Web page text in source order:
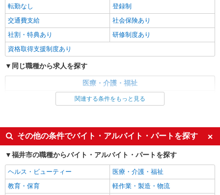
通費全支給(ガソリン代含む)＞
詳細を見る
株式会社kotrio /●KY-H-1956256
福井駅｜看護師さんのサポートスタッフ募集♪
医療行為なし
時給1550円〜2187円 ＜日払い有/週払い有/交
キープ 詳細を見る
派遣社員
株式会社kotrio /●KY-H-1991224
≪日払いOK！≫病院の看護助手＊即日勤務も
転勤なし
登録制
交通費支給
社会保険あり
社割・特典あり
研修制度あり
資格取得支援制度あり
同じ職種から求人を探す
医療・介護・福祉
看護師・保健師・看護助手・助産師
未経験歓迎
ミドル（40代～）活躍中
週2～3日勤務OK
深夜
交通費支給
社会保険あり
関連する条件をもっと見る
その他の条件でバイト・アルバイト・パートを探す
福井市の職種からバイト・アルバイト・パートを探す
ヘルス・ビューティー
医療・介護・福祉
教育・保育
軽作業・製造・物流